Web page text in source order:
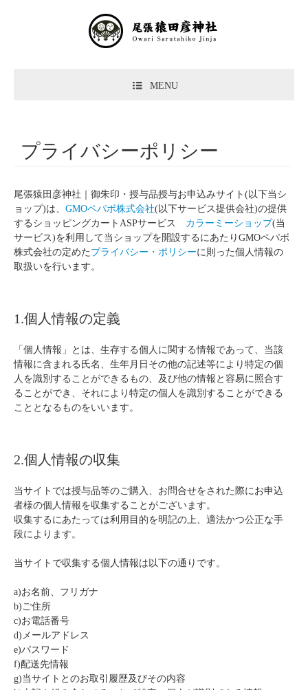
MENU
プライバシーポリシー
尾張猿田彦神社｜御朱印・授与品授与お申込みサイト(以下当シ
ョップ)は、 GMOペパボ株式会社(以下サービス提供会社)の提供
するショッピングカートASPサービス カラーミーショップ(当
サービス)を利用して当ショップを開設するにあたりGMOペパボ
株式会社の定めた プライバシー・ポリシーに則った個人情報の
取扱いを行います。
1.個人情報の定義
「個人情報」とは、生存する個人に関する情報であって、当該
情報に含まれる氏名、生年月日その他の記述等により特定の個
人を識別することができるもの、及び他の情報と容易に照合す
ることができ、それにより特定の個人を識別することができる
こととなるものをいいます。
2.個人情報の収集
当サイトでは授与品等のご購入、お問合せをされた際にお申込
者様の個人情報を収集することがございます。
収集するにあたっては利用目的を明記の上、適法かつ公正な手
段によります。
当サイトで収集する個人情報は以下の通りです。
a)お名前、フリガナ
b)ご住所
c)お電話番号
d)メールアドレス
e)パスワード
f)配送先情報
g)当サイトとのお取引履歴及びその内容